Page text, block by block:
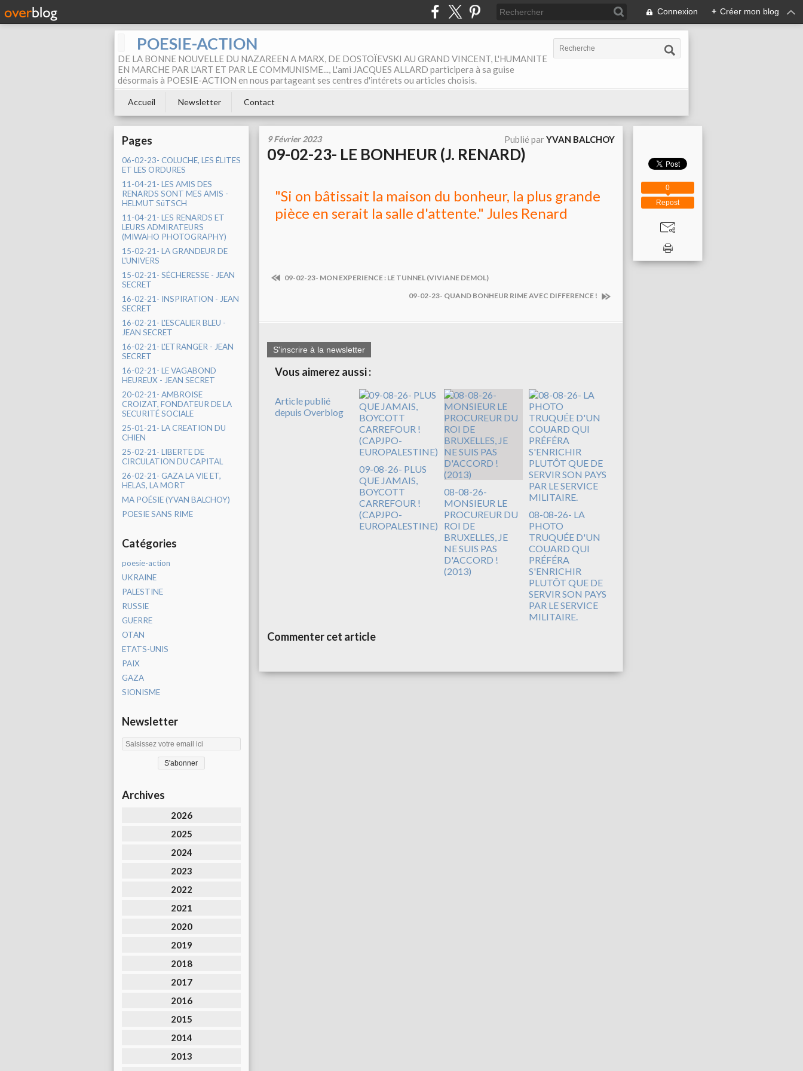
Connexion + Créer mon blog
POESIE-ACTION
DE LA BONNE NOUVELLE DU NAZAREEN A MARX, DE DOSTOÏEVSKI AU GRAND VINCENT, L'HUMANITE
EN MARCHE PAR L'ART ET PAR LE COMMUNISME..., L'ami JACQUES ALLARD participera à sa guise
désormais à POESIE-ACTION en nous partageant ses centres d'intérets ou articles choisis.
Accueil Newsletter Contact
Pages
06-02-23- COLUCHE, LES ÉLITES
ET LES ORDURES
11-04-21- LES AMIS DES
RENARDS SONT MES AMIS -
HELMUT SüTSCH
11-04-21- LES RENARDS ET
LEURS ADMIRATEURS
(MIWAHO PHOTOGRAPHY)
15-02-21- LA GRANDEUR DE
L'UNIVERS
15-02-21- SÉCHERESSE - JEAN
SECRET
16-02-21- INSPIRATION - JEAN
SECRET
16-02-21- L'ESCALIER BLEU -
JEAN SECRET
16-02-21- L'ETRANGER - JEAN
SECRET
16-02-21- LE VAGABOND
HEUREUX - JEAN SECRET
20-02-21- AMBROISE
CROIZAT, FONDATEUR DE LA
SECURITÉ SOCIALE
25-01-21- LA CREATION DU
CHIEN
25-02-21- LIBERTE DE
CIRCULATION DU CAPITAL
26-02-21- GAZA LA VIE ET,
HELAS, LA MORT
MA POÉSIE (YVAN BALCHOY)
POESIE SANS RIME
Catégories
poesie-action
UKRAINE
PALESTINE
RUSSIE
GUERRE
OTAN
ETATS-UNIS
PAIX
GAZA
SIONISME
Newsletter
Archives
2026
2025
2024
2023
2022
2021
2020
2019
2018
2017
2016
2015
2014
2013
9 Février 2023 Publié parYVAN BALCHOY
09-02-23- LE BONHEUR (J. RENARD)
"Si on bâtissait la maison du bonheur, la plus grande
pièce en serait la salle d'attente." Jules Renard
09-02-23- MON EXPERIENCE : LE TUNNEL (VIVIANE DEMOL)
09-02-23- QUAND BONHEUR RIME AVEC DIFFERENCE !
S'inscrire à la newsletter
Vous aimerez aussi :
Article publié
depuis Overblog
09-08-26- PLUS
QUE JAMAIS,
BOYCOTT
CARREFOUR !
(CAPJPO-
EUROPALESTINE)
08-08-26-
MONSIEUR LE
PROCUREUR DU
ROI DE
BRUXELLES, JE
NE SUIS PAS
D'ACCORD !
(2013)
08-08-26- LA
PHOTO
TRUQUÉE D'UN
COUARD QUI
PRÉFÉRA
S'ENRICHIR
PLUTÔT QUE DE
SERVIR SON PAYS
PAR LE SERVICE
MILITAIRE.
Commenter cet article
Repost
0